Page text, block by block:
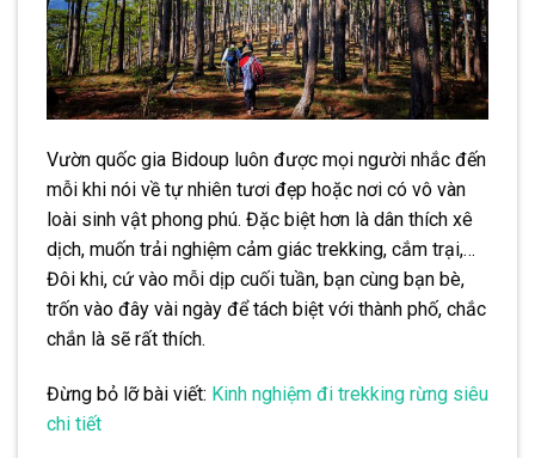
Vườn quốc gia Bidoup luôn được mọi người nhắc đến
mỗi khi nói về tự nhiên tươi đẹp hoặc nơi có vô vàn
loài sinh vật phong phú. Đặc biệt hơn là dân thích xê
dịch, muốn trải nghiệm cảm giác trekking, cắm trại,…
Đôi khi, cứ vào mỗi dịp cuối tuần, bạn cùng bạn bè,
trốn vào đây vài ngày để tách biệt với thành phố, chắc
chắn là sẽ rất thích.
Đừng bỏ lỡ bài viết: Kinh nghiệm đi trekking rừng siêu
chi tiết